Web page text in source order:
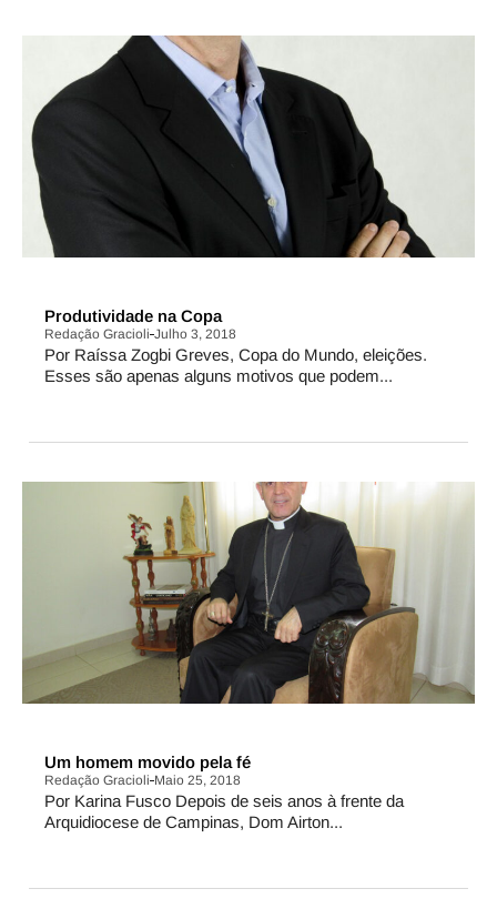
Produtividade na Copa
Redação Gracioli Julho 3, 2018
Por Raíssa Zogbi Greves, Copa do Mundo, eleições.
Esses são apenas alguns motivos que podem...
Um homem movido pela fé
Redação Gracioli Maio 25, 2018
Por Karina Fusco Depois de seis anos à frente da
Arquidiocese de Campinas, Dom Airton...